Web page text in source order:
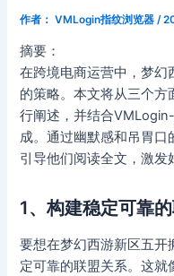
作者： VMLogin指纹浏览器 /
摘要：
在跨境电商运营中，梦幻
的策略。本文将从三个
行阐述，并结合
成。通过幽默感和吊胃口
引导他们阅读全文，激发
1、构建稳定可靠
要想在梦幻西游新区五开
定可靠的联盟关系。这就